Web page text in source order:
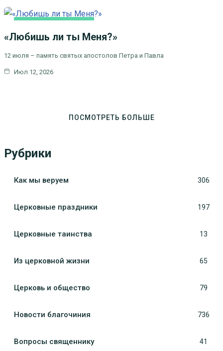
ПРАЗДНИКИ
«Любишь ли ты Меня?»
12 июля – память святых апостолов Петра и Павла
Июл 12, 2026
ПОСМОТРЕТЬ БОЛЬШЕ
Рубрики
Как мы веруем 306
Церковные праздники 197
Церковные таинства 13
Из церковной жизни 65
Церковь и общество 79
Новости благочиния 736
Вопросы священнику 41